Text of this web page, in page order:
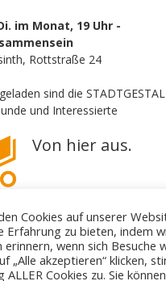
im Monat, 19 Uhr -
Rottstraße 24
sind die
und Interessierte
Von hier aus.
Cookies auf unserer
Erfahrung zu bieten, indem
erinnern, wenn sich Besuche
„Alle akzeptieren“ klicken,
ALLER Cookies zu. Sie